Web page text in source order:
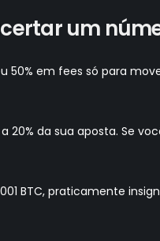
um
50% em fees só para
20% da sua aposta. Se
BTC, praticamente